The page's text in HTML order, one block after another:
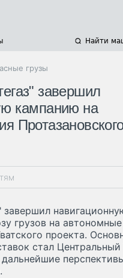
Найти
грузы
завершил
кампанию на
завершил
грузов на автономные
проекта.
стал Центральный